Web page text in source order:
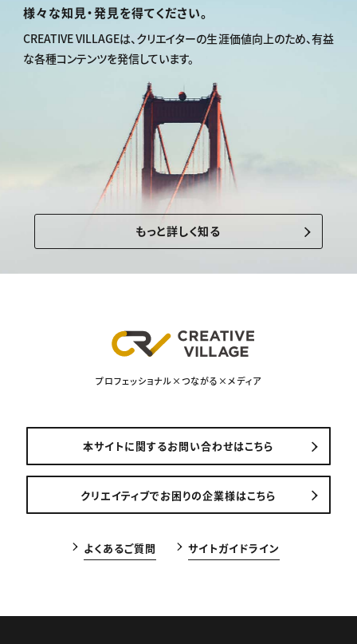
様々な知見・発見を得てください。
CREATIVE VILLAGEは、クリエイターの生涯価値向上のため、有益
な各種コンテンツを発信しています。
もっと詳しく知る
プロフェッショナル×つながる×メディア
本サイトに関するお問い合わせはこちら
クリエイティブでお困りの企業様はこちら
よくあるご質問 サイトガイドライン